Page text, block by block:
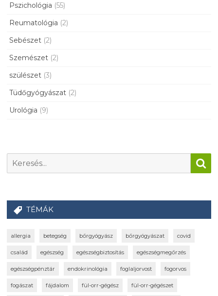
Pszichológia (55)
Reumatológia (2)
Sebészet (2)
Szemészet (2)
szülészet (3)
Tüdőgyógyászat (2)
Urológia (9)
TÉMÁK
allergia betegség bőrgyógyász bőrgyógyászat covid
család egészség egészségbiztosítás egészségmegőrzés
egészségpénztár endokrinológia foglaljorvost fogorvos
fogászat fájdalom fül-orr-gégész fül-orr-gégészet